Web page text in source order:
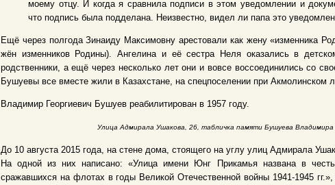
моему отцу. И когда я сравнила подписи в этом уведомлении и
что подпись была подделана. Неизвестно, видел ли папа это
Ещё через полгода Зинаиду Максимовну арестовали как жену «изменника
жён изменников Родины). Ангелина и её сестра Неля оказались в
родственники, а ещё через несколько лет они и вовсе воссоединились со
Бушуевы все вместе жили в Казахстане, на спецпоселении при Акмолинском
Владимир Георгиевич Бушуев реабилитирован в 1957 году.
Улица Адмирала Ушакова, 26, табличка памяти Бушуева
До 10 августа 2015 года, на стене дома, стоящего на углу улиц Адмирала
На одной из них написано: «Улица имени Юнг Прикамья названа в
сражавшихся на флотах в годы Великой Отечественной войны 1941-1945